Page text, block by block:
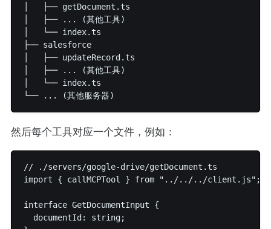
│   ├── getDocument.ts
│   ├── ... (其他工具)
│   └── index.ts
├── salesforce
│   ├── updateRecord.ts
│   ├── ... (其他工具)
│   └── index.ts
然后每个工具对应一个文件，例如：
// ./servers/google-drive/getDocument.ts
import { callMCPTool } from "../../../client.js";
interface GetDocumentInput {
  documentId: string;